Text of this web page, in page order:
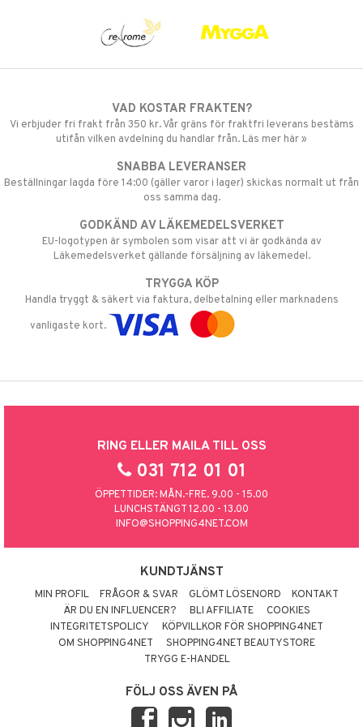
VAD KOSTAR FRAKTEN?
Vi erbjuder fri frakt från 350 kr. Vår gräns för fraktfri leverans bestäms
utifån vilken avdelning du handlar från. Läs mer här »
SNABBA LEVERANSER
Beställningar lagda före 14:00 (gäller varor i lager) skickas normalt ut från
oss samma dag.
GODKÄND AV LÄKEMEDELSVERKET
EU-logotypen är symbolen som visar att vi är godkända av
Läkemedelsverket gällande försäljning av läkemedel.
TRYGGA KÖP
Handla tryggt & säkert via faktura, delbetalning eller marknadens
vanligaste kort.
RING ELLER MAILA TILL OSS
031 712 01 01
ÖPPETTIDER: MÅN.-FRE. 9.00 - 15.00
LUNCHSTÄNGT 12.00 - 13.00
INFO@SHOPPING4NET.COM
KUNDTJÄNST
MIN PROFIL FRÅGOR & SVAR GLÖMT LÖSENORD
KONTAKT
ÄR DU EN INFLUENCER?
BLI AFFILIATE
COOKIES
INTEGRITETSPOLICY
KÖPVILLKOR FÖR SHOPPING4NET
OM SHOPPING4NET
SHOPPING4NET BEAUTYSTORE
TRYGG E-HANDEL
FÖLJ OSS ÄVEN PÅ